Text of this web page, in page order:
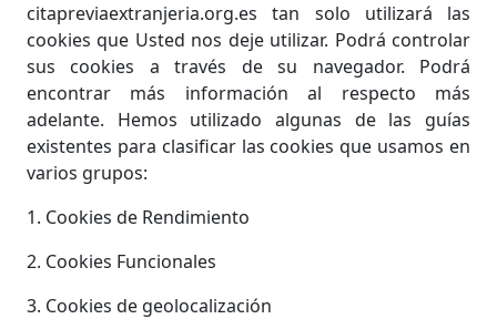
citapreviaextranjeria.org.es tan solo utilizará las
cookies que Usted nos deje utilizar. Podrá controlar
sus cookies a través de su navegador. Podrá
encontrar más información al respecto más
adelante. Hemos utilizado algunas de las guías
existentes para clasificar las cookies que usamos en
varios grupos:
1. Cookies de Rendimiento
2. Cookies Funcionales
3. Cookies de geolocalización